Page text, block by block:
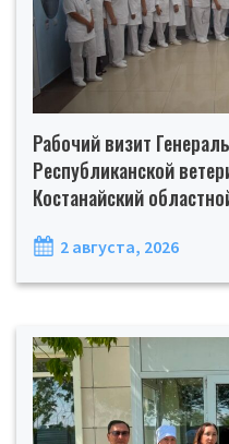
Рабочий визит
Республиканской
Костанайский
2 августа, 2026